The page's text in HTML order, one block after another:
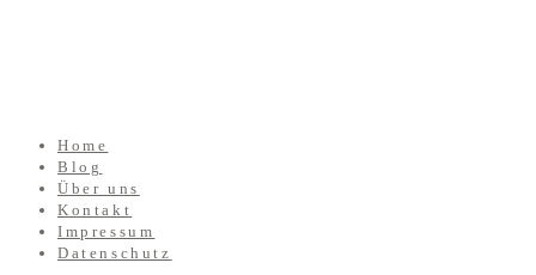
Home
Blog
Über uns
Kontakt
Impressum
Datenschutz